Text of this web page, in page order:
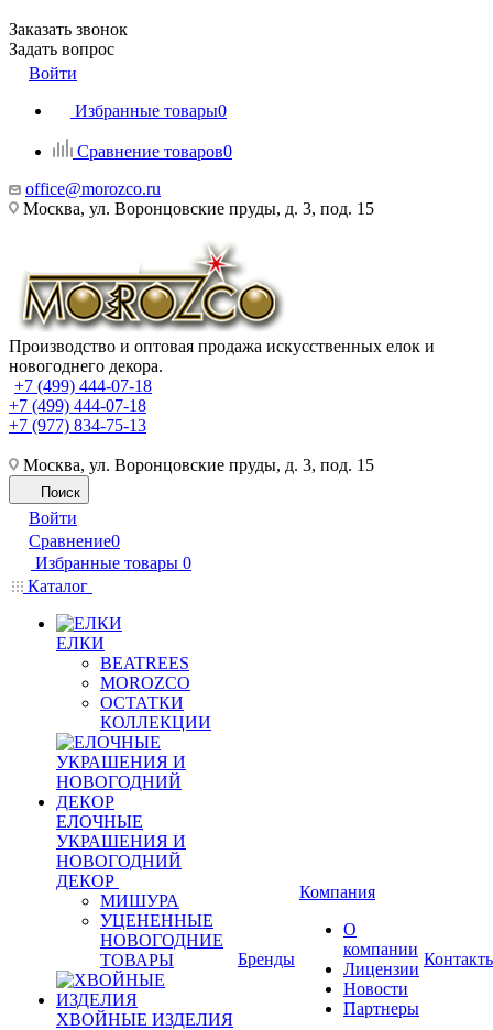
Заказать звонок
Задать вопрос
Войти
Избранные товары0
Сравнение товаров0
office@morozco.ru
Москва, ул. Воронцовские пруды, д. 3, под. 15
Производство и оптовая продажа искусственных елок и
новогоднего декора.
+7 (499) 444-07-18
+7 (499) 444-07-18
+7 (977) 834-75-13
Москва, ул. Воронцовские пруды, д. 3, под. 15
Поиск
Войти
Сравнение0
Избранные товары 0
Каталог
ЕЛКИ
BEATREES
MOROZCO
ОСТАТКИ
КОЛЛЕКЦИИ
ЕЛОЧНЫЕ
УКРАШЕНИЯ И
НОВОГОДНИЙ
ДЕКОР
МИШУРА
УЦЕНЕННЫЕ
НОВОГОДНИЕ
ТОВАРЫ
ХВОЙНЫЕ ИЗДЕЛИЯ
Бренды
Компания
О
компании
Лицензии
Новости
Партнеры